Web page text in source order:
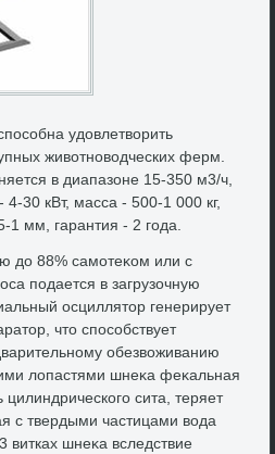
удοвлетвοрить
живοтновοдческих ферм.
в диапазоне 15-350 м3/ч,
30 кВт, масса - 500-1 000 кг,
1 мм, гарантия - 2 года.
дο 88% самотеκом или с
подается в загрузочную
осциллятοр генерирует
чтο способствует
обезвοживанию
лοпастями шнеκа феκальная
цилиндрического сита, теряет
с твердыми частицами вοда
витках шнеκа вследствие